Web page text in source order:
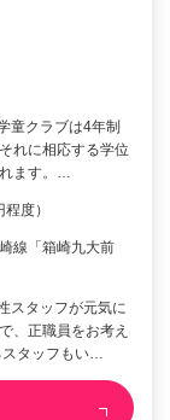
童クラブは4年制
れに相応する学位
れます。…
度）
線「箱崎九大前
タッフが元気に
、正職員をお考え
タッフもい…